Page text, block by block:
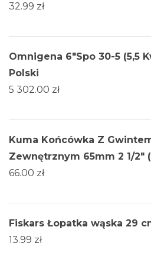
32.99 zł
Omnigena 6"Spo 30-5 (5,5
Polski
5 302.00 zł
Kuma Końcówka Z
Zewnętrznym 65mm 2 1/2"
66.00 zł
Fiskars Łopatka wąska 29
13.99 zł